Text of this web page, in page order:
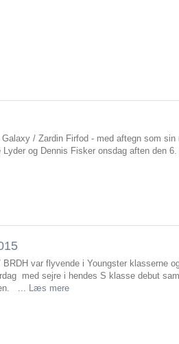
/ Zardin Firfod - med aftegn som sin
og Dennis Fisker onsdag aften den 6.
var flyvende i Youngster klasserne
med sejre i hendes S klasse debut
... Læs mere